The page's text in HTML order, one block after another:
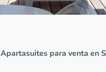
Apartasuites para venta en